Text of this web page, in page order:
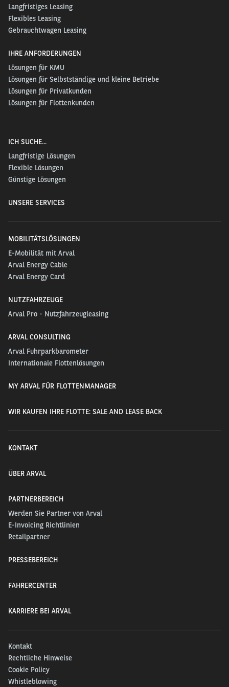
Langfristiges Leasing
Flexibles Leasing
Gebrauchtwagen Leasing
IHRE ANFORDERUNGEN
Lösungen für KMU
Lösungen für Selbstständige und kleine Betriebe
Lösungen für Privatkunden
Lösungen für Flottenkunden
ICH SUCHE...
Langfristige Lösungen
Flexible Lösungen
Günstige Lösungen
UNSERE SERVICES
MOBILITÄTSLÖSUNGEN
E-Mobilität mit Arval
Arval Energy Cable
Arval Energy Card
NUTZFAHRZEUGE
Arval Pro - Nutzfahrzeugleasing
ARVAL CONSULTING
Arval Fuhrparkbarometer
Internationale Flottenlösungen
MY ARVAL FÜR FLOTTENMANAGER
WIR KAUFEN IHRE FLOTTE: SALE AND LEASE BACK
KONTAKT
ÜBER ARVAL
PARTNERBEREICH
Werden Sie Partner von Arval
E-Invoicing Richtlinien
Retailpartner
PRESSEBEREICH
FAHRERCENTER
KARRIERE BEI ARVAL
Kontakt
Rechtliche Hinweise
Cookie Policy
Whistleblowing